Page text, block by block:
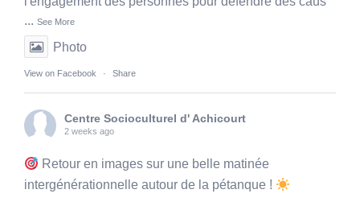
... See More
Photo
View on Facebook · Share
Centre Socioculturel d' Achicourt
2 weeks ago
Retour en images sur une belle matinée
intergénérationnelle autour de la pétanque !